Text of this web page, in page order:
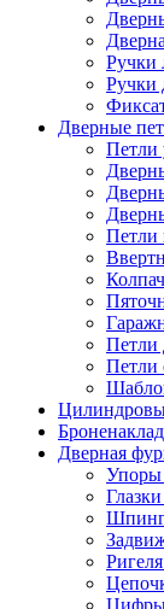
Ручки
Ручки
Дверные
Петли
Петли
Петли
Петли
Дверная
Упоры